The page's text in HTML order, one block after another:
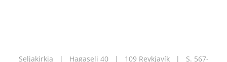
Seljakirkja | Hagaseli 40 | 109 Reykjavík | S. 567-